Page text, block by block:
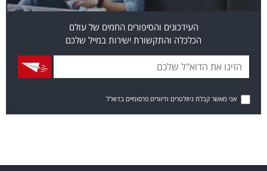
העידכונים והסיפורים החמים של עולם
הכלכלה והתקשורת ישירות במייל שלכם
אני מאשר קבלת ניוזלטרים ודיוורים פרסומיים בדוא"ל